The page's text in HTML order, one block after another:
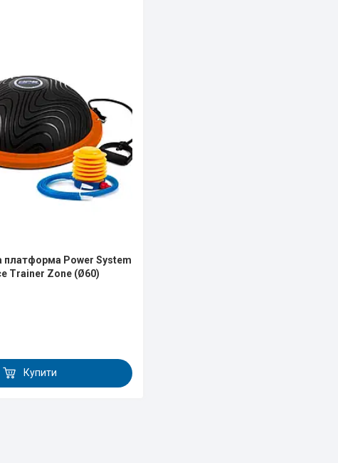
платформа Power System
Trainer Zone (Ø60)
Купити